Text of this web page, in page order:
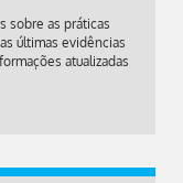
sobre as práticas
últimas evidências
atualizadas